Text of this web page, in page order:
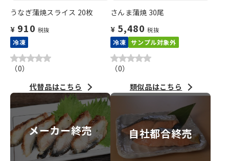
うなぎ蒲焼スライス 20枚
¥ 910 税抜
冷凍
（0）
代替品はこちら
さんま蒲焼 30尾
¥ 5,480 税抜
冷凍 サンプル対象外
（0）
類似品はこちら
メーカー終売 自社都合終売